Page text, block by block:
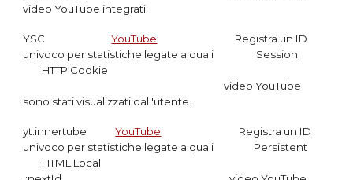
video YouTube integrati.
YSCYouTube
Registra un ID
univoco per statistiche legate a quali Session
HTTP Cookie
video YouTube
sono stati visualizzati dall'utente.
yt.innertubeYouTube
Registra un ID
univoco per statistiche legate a quali Persistent
HTML Local